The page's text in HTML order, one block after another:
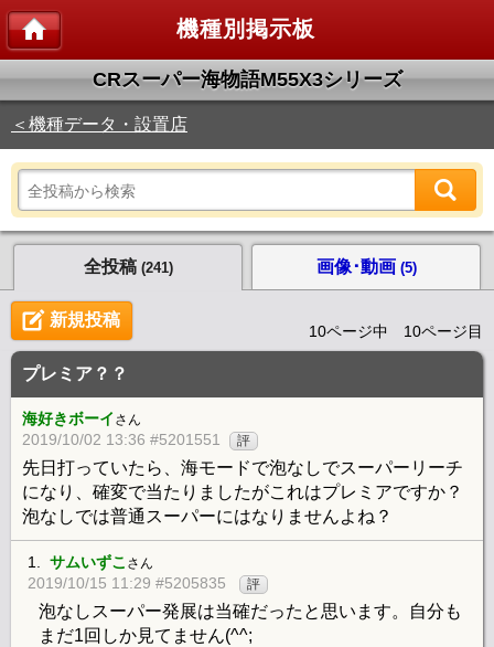
機種別掲示板
CRスーパー海物語M55X3シリーズ
＜機種データ・設置店
全投稿 (241) 画像･動画 (5)
新規投稿
10ページ中 10ページ目
プレミア？？
海好きボーイ さん
2019/10/02 13:36 #5201551 評
先日打っていたら、海モードで泡なしでスーパーリーチ
になり、確変で当たりましたがこれはプレミアですか？
泡なしでは普通スーパーにはなりませんよね？
1. サムいずこ さん
2019/10/15 11:29 #5205835 評
泡なしスーパー発展は当確だったと思います。自分も
まだ1回しか見てません(^^;